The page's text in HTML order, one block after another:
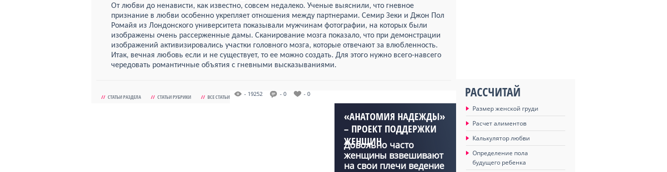
От любви до ненависти, как известно, совсем недалеко. Ученые выяснили, что гневное
признание в любви особенно укрепляет отношения между партнерами. Семир Зеки и Джон Пол
Ромайя из Лондонского университета показывали мужчинам фотографии, на которых были
изображены очень рассерженные дамы. Сканирование мозга показало, что при демонстрации
изображений активизировались участки головного мозга, которые отвечают за влюбленность.
Итак, вечная любовь если и не существует, то ее можно создать. Для этого нужно всего-навсего
чередовать романтичные объятия с гневными высказываниями.
// СТАТЬИ РАЗДЕЛА // СТАТЬИ РУБРИКИ // ВСЕ СТАТЬИ - 19252 - 0 - 0
«АНАТОМИЯ НАДЕЖДЫ»
– ПРОЕКТ ПОДДЕРЖКИ
ЖЕНЩИН
Довольно часто
женщины взвешивают
на свои плечи ведение
РАССЧИТАЙ
Размер женской груди
Расчет алиментов
Калькулятор любви
Определение пола
будущего ребенка